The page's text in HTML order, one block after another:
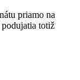
priamo na
podujatia totiž